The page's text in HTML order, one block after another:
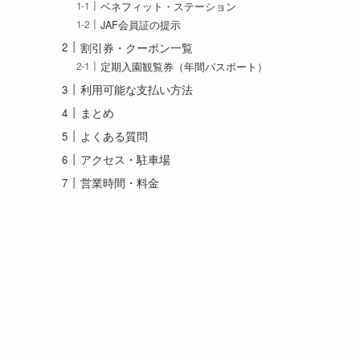
一番お得な割引方法
ベネフィット・ステーション
JAF会員証の提示
割引券・クーポン一覧
定期入園観覧券（年間パスポート）
利用可能な支払い方法
まとめ
よくある質問